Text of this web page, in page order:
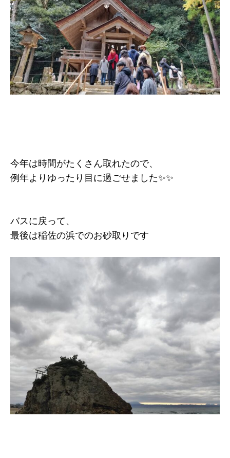
今年は時間がたくさん取れたので、
例年よりゆったり目に過ごせました✨✨
バスに戻って、
最後は稲佐の浜でのお砂取りです